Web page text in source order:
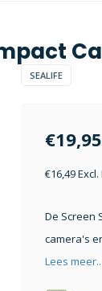
SEALIFE
€19,95
€16,49 Excl.
De Screen
camera's
Lees meer..